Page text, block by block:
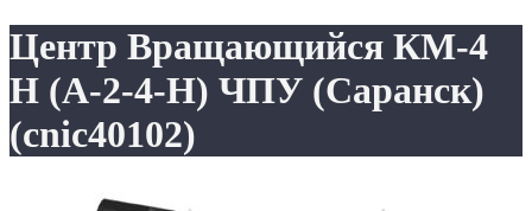
Центр Вращающийся КМ-4
Н (А-2-4-Н) ЧПУ (Саранск)
(cnic40102)